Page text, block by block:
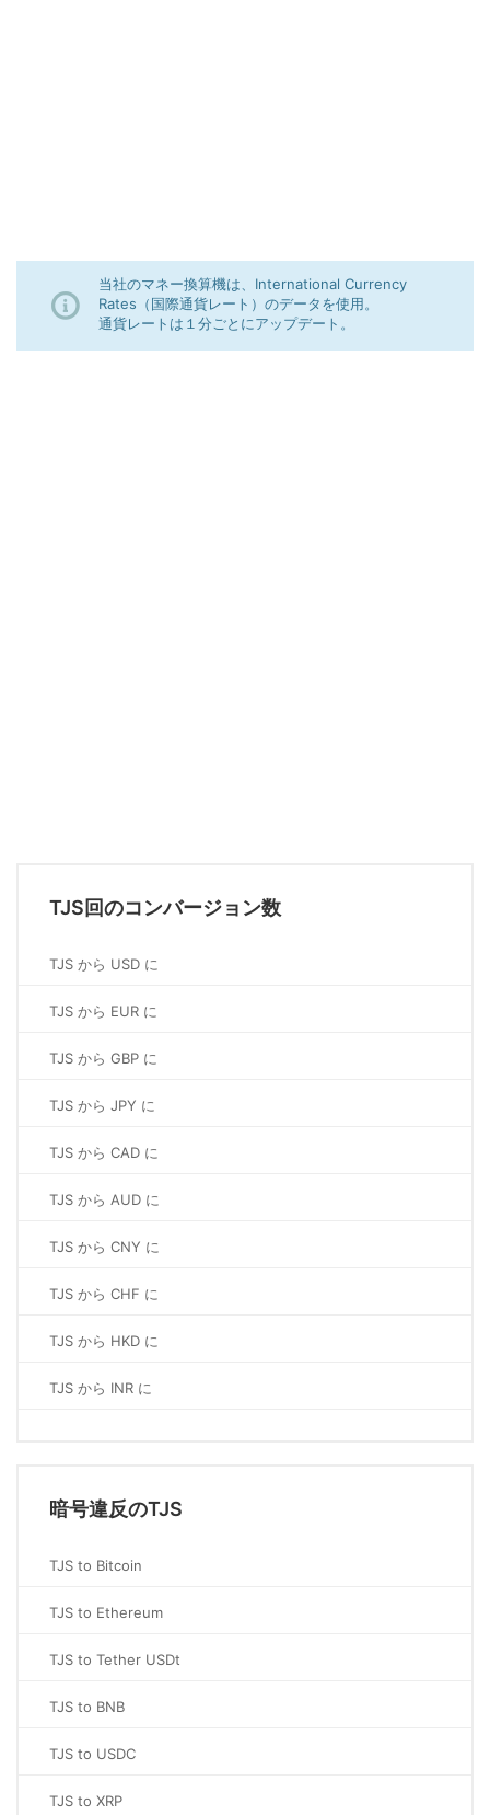
当社のマネー換算機は、International Currency
Rates（国際通貨レート）のデータを使用。
通貨レートは１分ごとにアップデート。
TJS回のコンバージョン数
TJS から USD に
TJS から EUR に
TJS から GBP に
TJS から JPY に
TJS から CAD に
TJS から AUD に
TJS から CNY に
TJS から CHF に
TJS から HKD に
TJS から INR に
暗号違反のTJS
TJS to Bitcoin
TJS to Ethereum
TJS to Tether USDt
TJS to BNB
TJS to USDC
TJS to XRP